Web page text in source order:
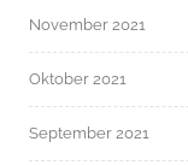
November 2021
Oktober 2021
September 2021